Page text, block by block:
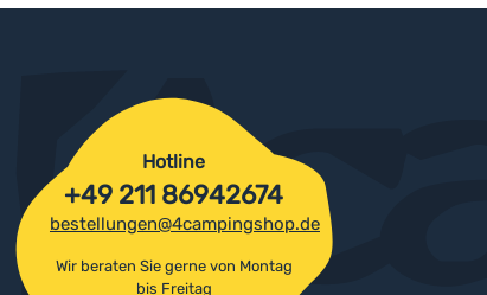
Hotline
+49 211 86942674
bestellungen@4campingshop.de
Wir beraten Sie gerne von Montag
bis Freitag